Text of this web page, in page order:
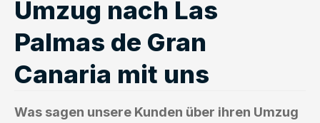
Umzug nach Las
Palmas de Gran
Canaria mit uns
Was sagen unsere Kunden über ihren Umzug